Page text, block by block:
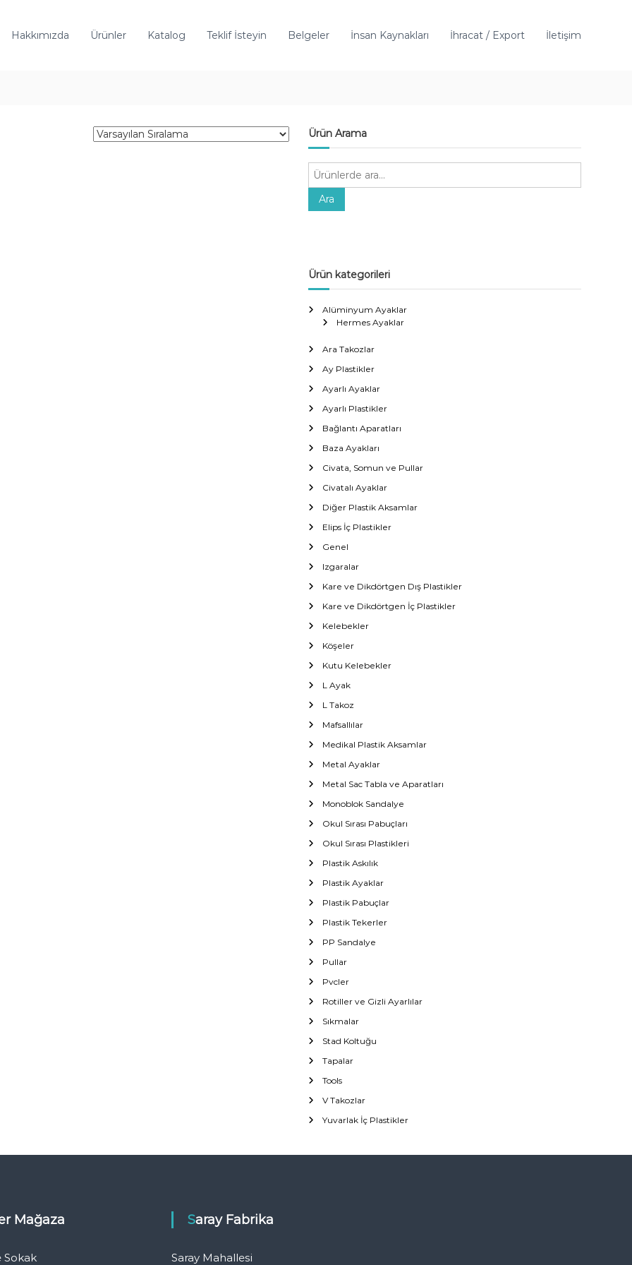
Hakkımızda Ürünler Katalog Teklif İsteyin Belgeler İnsan Kaynakları İhracat / Export İletişim
Ürün Arama
A
:
Ara
Ürün kategorileri
Alüminyum Ayaklar
Hermes Ayaklar
Ara Takozlar
Ay Plastikler
Ayarlı Ayaklar
Ayarlı Plastikler
Bağlantı Aparatları
Baza Ayakları
Civata, Somun ve Pullar
Civatalı Ayaklar
Diğer Plastik Aksamlar
Elips İç Plastikler
Genel
Izgaralar
Kare ve Dikdörtgen Dış Plastikler
Kare ve Dikdörtgen İç Plastikler
Kelebekler
Köşeler
Kutu Kelebekler
L Ayak
L Takoz
Mafsallılar
Medikal Plastik Aksamlar
Metal Ayaklar
Metal Sac Tabla ve Aparatları
Monoblok Sandalye
Okul Sırası Pabuçları
Okul Sırası Plastikleri
Plastik Askılık
Plastik Ayaklar
Plastik Pabuçlar
Plastik Tekerler
PP Sandalye
Pullar
Pvcler
Rotiller ve Gizli Ayarlılar
Sıkmalar
Stad Koltuğu
Tapalar
Tools
V Takozlar
Yuvarlak İç Plastikler
Mağaza
Sokak
Saray Fabrika
Saray Mahallesi